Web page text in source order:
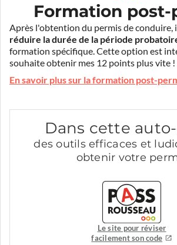
Formation post-
Après l'obtention du permis de conduire,
réduire la durée de la période
formation spécifique. Cette option est
souhaite obtenir mes 12 points plus vite !
En savoir plus sur la formation post-
Dans cette
des outils efficaces et
obtenir votre
Le site pour réviser
facilement son code